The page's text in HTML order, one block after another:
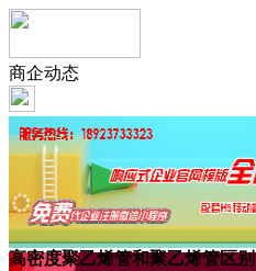
商企动态
高密度聚乙烯管和聚乙烯管区别